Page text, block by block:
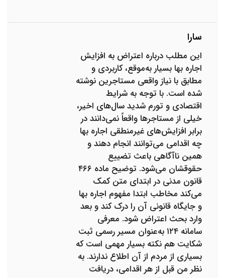
سارا
این مطلب درباره اعتراض به افزایش
اجاره بها بسیار به‌موقع، کاربردی و
مطابق با نیاز واقعی مستاجرین نوشته
شده است. با توجه به شرایط
اقتصادی و تورم شدید سال‌های اخیر،
خیلی از مستاجرها واقعاً نمی‌دانند در
برابر افزایش‌های غیرمنطقی اجاره بها
چه اقدامی می‌توانند انجام دهند و
همین ناآگاهی باعث تضییع
حقوقشان می‌شود. توضیح ماده ۴۶۶
قانون مدنی در ابتدای متن کمک
می‌کند مخاطب ابتدا مفهوم اجاره بها
و جایگاه قانونی آن را درک کند و بعد
وارد بحث اعتراض شود. معرفی
سامانه ۱۲۴ به‌عنوان مسیر رسمی ثبت
شکایت هم نکته بسیار مهمی است که
بسیاری از مردم از آن اطلاع ندارند. به
نظر من قبل از هر اقدامی، دریافت